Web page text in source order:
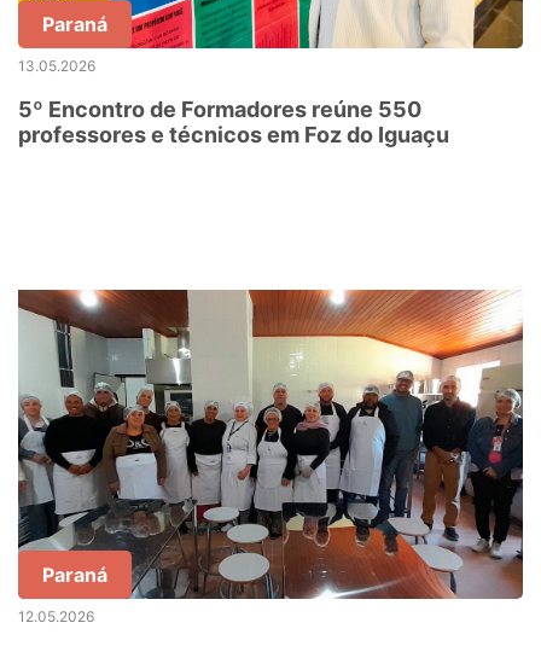
Paraná
13.05.2026
5º Encontro de Formadores reúne 550
professores e técnicos em Foz do Iguaçu
Paraná
12.05.2026